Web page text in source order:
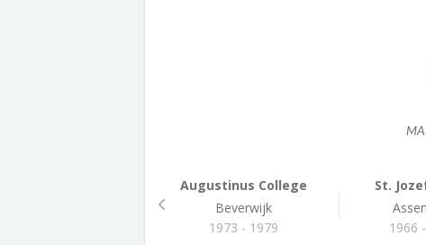
Augustinus College
Beverwijk
1973 - 1979
St.
1966